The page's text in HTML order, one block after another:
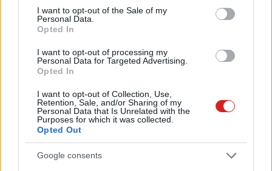
consent section.
I want to opt-out of the Sale of my
Personal Data.
Opted In
I want to opt-out of processing my
Personal Data for Targeted Advertising.
Opted In
I want to opt-out of Collection, Use,
Retention, Sale, and/or Sharing of my
Personal Data that Is Unrelated with the
Purposes for which it was collected.
Opted Out
Google consents
kockázat!
Kína megelőzte Amerikát PC
eladásban
Hardver| 2011.08.25 11:38